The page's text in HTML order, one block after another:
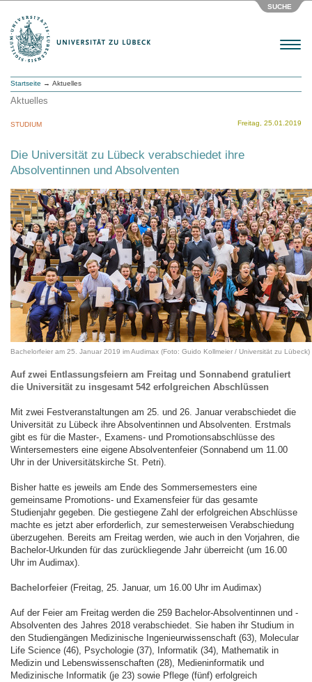
SUCHE
Menu
Startseite → Aktuelles
Aktuelles
Freitag, 25.01.2019
STUDIUM
Die Universität zu Lübeck verabschiedet ihre
Absolventinnen und Absolventen
Bachelorfeier am 25. Januar 2019 im Audimax (Foto: Guido Kollmeier / Universität zu Lübeck)
Auf zwei Entlassungsfeiern am Freitag und Sonnabend gratuliert
die Universität zu insgesamt 542 erfolgreichen Abschlüssen
Mit zwei Festveranstaltungen am 25. und 26. Januar verabschiedet die
Universität zu Lübeck ihre Absolventinnen und Absolventen. Erstmals
gibt es für die Master-, Examens- und Promotionsabschlüsse des
Wintersemesters eine eigene Absolventenfeier (Sonnabend um 11.00
Uhr in der Universitätskirche St. Petri).
Bisher hatte es jeweils am Ende des Sommersemesters eine
gemeinsame Promotions- und Examensfeier für das gesamte
Studienjahr gegeben. Die gestiegene Zahl der erfolgreichen Abschlüsse
machte es jetzt aber erforderlich, zur semesterweisen Verabschiedung
überzugehen. Bereits am Freitag werden, wie auch in den Vorjahren, die
Bachelor-Urkunden für das zurückliegende Jahr überreicht (um 16.00
Uhr im Audimax).
Bachelorfeier (Freitag, 25. Januar, um 16.00 Uhr im Audimax)
Auf der Feier am Freitag werden die 259 Bachelor-Absolventinnen und -
Absolventen des Jahres 2018 verabschiedet. Sie haben ihr Studium in
den Studiengängen Medizinische Ingenieurwissenschaft (63), Molecular
Life Science (46), Psychologie (37), Informatik (34), Mathematik in
Medizin und Lebenswissenschaften (28), Medieninformatik und
Medizinische Informatik (je 23) sowie Pflege (fünf) erfolgreich